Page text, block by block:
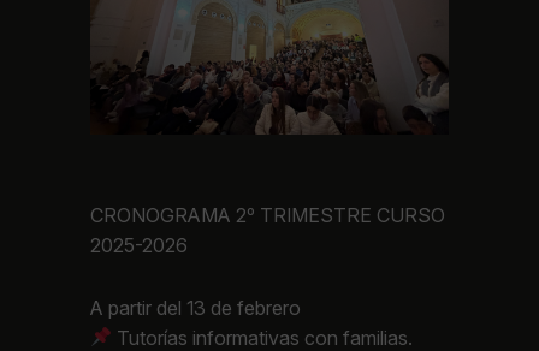
CRONOGRAMA 2º TRIMESTRE CURSO
2025-2026
A partir del 13 de febrero
Tutorías informativas con familias.